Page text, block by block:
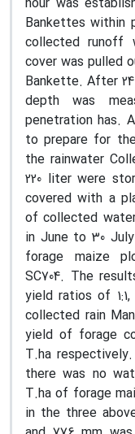
Bankettes within
collected runoff
cover was pulled
Bankette. After
depth was
penetration has.
to prepare for
the rainwater
220 liter were
covered with a
of collected
in June to 30
forage maize
SC704. The
yield ratios of
collected rain
yield of forage
T.ha
there was no
T.ha of forage
in the three